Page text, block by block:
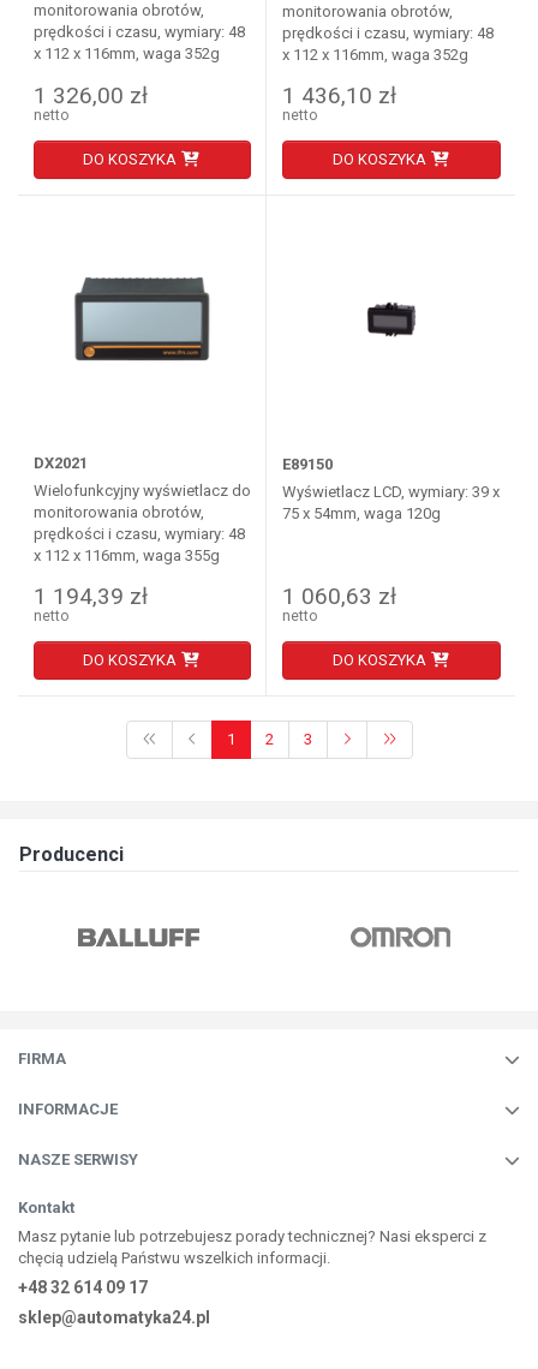
monitorowania obrotów,
prędkości i czasu, wymiary: 48
x 112 x 116mm, waga 352g
1 326,00 zł
netto
DO KOSZYKA
monitorowania obrotów,
prędkości i czasu, wymiary: 48
x 112 x 116mm, waga 352g
1 436,10 zł
netto
DO KOSZYKA
DX2021
Wielofunkcyjny wyświetlacz do
monitorowania obrotów,
prędkości i czasu, wymiary: 48
x 112 x 116mm, waga 355g
1 194,39 zł
netto
DO KOSZYKA
E89150
Wyświetlacz LCD, wymiary: 39 x
75 x 54mm, waga 120g
1 060,63 zł
netto
DO KOSZYKA
1 2 3
Producenci
FIRMA
INFORMACJE
NASZE SERWISY
Kontakt
Masz pytanie lub potrzebujesz porady technicznej? Nasi eksperci z
chęcią udzielą Państwu wszelkich informacji.
+48 32 614 09 17
sklep@automatyka24.pl